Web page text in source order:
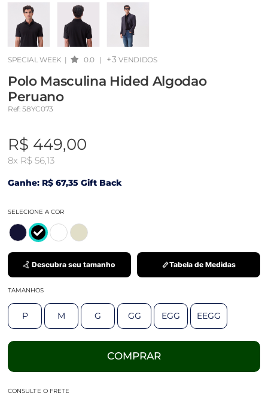
SPECIAL WEEK | 0.0 | +3 VENDIDOS
Polo Masculina Hided Algodao
Peruano
Ref: 58YC073
R$ 449,00
8x R$ 56,13
Ganhe: R$ 67,35 Gift Back
SELECIONE A COR
Descubra seu tamanho Tabela de Medidas
TAMANHOS
P M G GG EGG EEGG
COMPRAR
CONSULTE O FRETE